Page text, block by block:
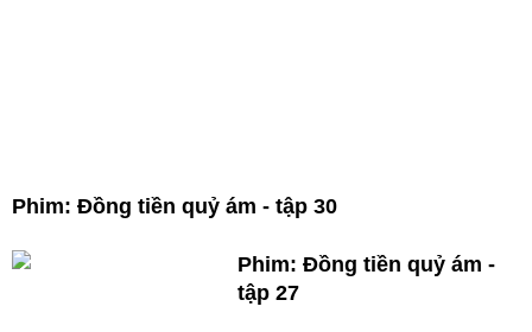
Phim: Đồng tiền quỷ ám - tập 30
Phim: Đồng tiền quỷ ám -
tập 27